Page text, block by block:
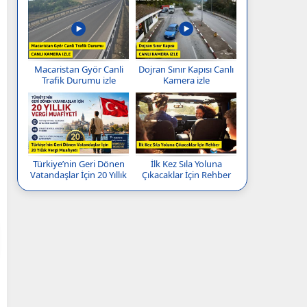
Macaristan Györ Canli
Trafik Durumu izle
Dojran Sınır Kapısı Canlı
Kamera izle
Türkiye’nin Geri Dönen
Vatandaşlar İçin 20 Yıllık
İlk Kez Sıla Yoluna
Çıkacaklar İçin Rehber